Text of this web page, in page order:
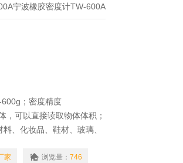
宁波橡胶密度计TW-600A
；密度精度
，可以直接读取物体体积；
、化妆品、鞋材、玻璃、
家 浏览量： 746